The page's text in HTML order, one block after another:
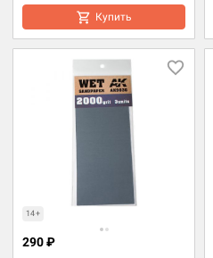
Купить
14+
290 ₽